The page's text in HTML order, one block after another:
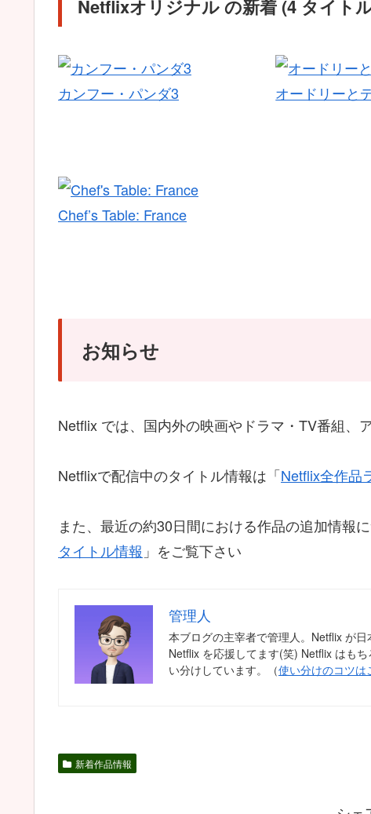
Netflixオリジナル の新着 (4 タイト
カンフー・パンダ3
オードリーと
Chef’s Table: France
お知らせ
Netflix では、国内外の映画やドラマ・TV番組、
Netflixで配信中のタイトル情報は「Netflix全作品
また、最近の約30日間における作品の追加情報
タイトル情報 」をご覧下さい
管理人
本ブログの主宰者で管理人。Netflix が
Netflix を応援してます(笑) Netflix はも
い分けしています。（使い分けのコツは
新着作品情報